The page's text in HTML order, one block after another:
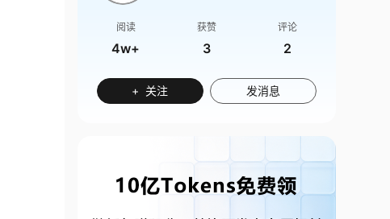
阅读
4w+
获赞
3
评论
2
+ 关注 发消息